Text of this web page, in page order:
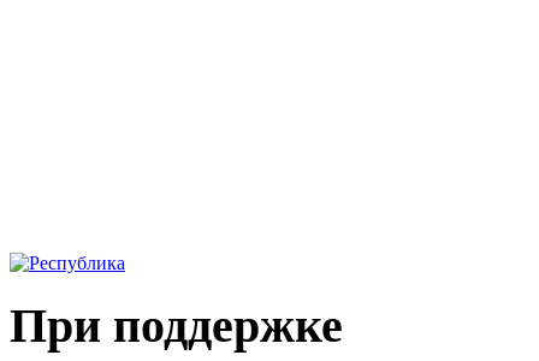
При поддержке